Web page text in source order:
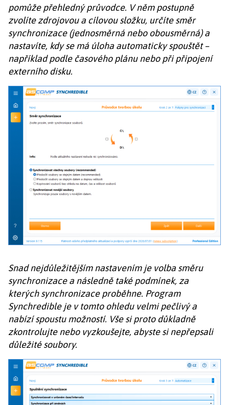
pomůže přehledný průvodce. V něm postupně
zvolíte zdrojovou a cílovou složku, určíte směr
synchronizace (jednosměrná nebo obousměrná) a
nastavíte, kdy se má úloha automaticky spouštět –
například podle časového plánu nebo při připojení
externího disku.
Snad nejdůležitějším nastavením je volba směru
synchronizace a následně také podmínek, za
kterých synchronizace proběhne. Program
Synchredible je v tomto ohledu velmi pečlivý a
nabízí spoustu možností. Vše si proto důkladně
zkontrolujte nebo vyzkoušejte, abyste si nepřepsali
důležité soubory.